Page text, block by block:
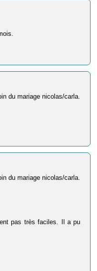
du mariage nicolas/carla.
du mariage nicolas/carla.
pas très faciles. Il a pu